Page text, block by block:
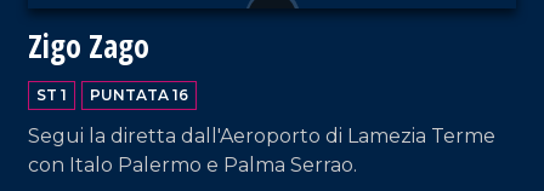
Zigo Zago
ST 1 PUNTATA 16
Segui la diretta dall'Aeroporto di Lamezia Terme
con Italo Palermo e Palma Serrao.
VAI AL TITOLO